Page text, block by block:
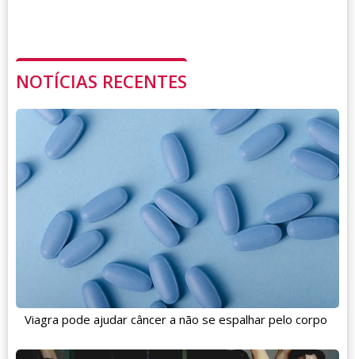
NOTÍCIAS RECENTES
Viagra pode ajudar câncer a não se espalhar pelo corpo